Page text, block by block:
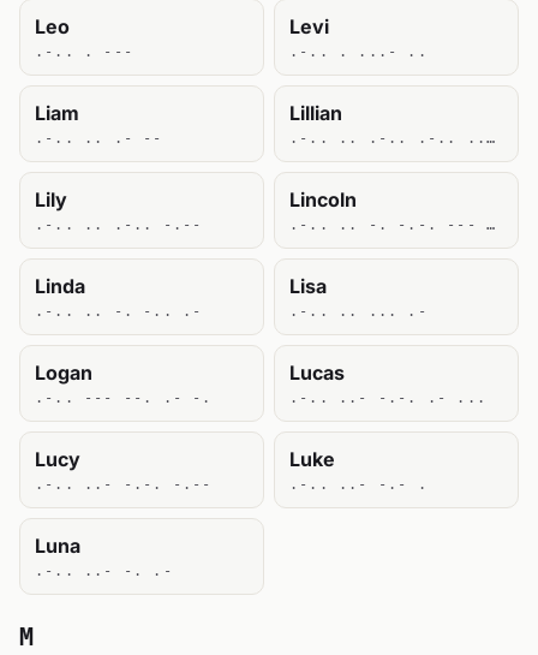
Leo
.-.. . ---
Levi
.-.. . ...- ..
Liam
.-.. .. .- --
Lillian
.-.. .. .-.. .-.. .. .- -.
Lily
.-.. .. .-.. -.--
Lincoln
.-.. .. -. -.-. --- .-.. -.
Linda
.-.. .. -. -.. .-
Lisa
.-.. .. ... .-
Logan
.-.. --- --. .- -.
Lucas
.-.. ..- -.-. .- ...
Lucy
.-.. ..- -.-. -.--
Luke
.-.. ..- -.- .
Luna
.-.. ..- -. .-
M